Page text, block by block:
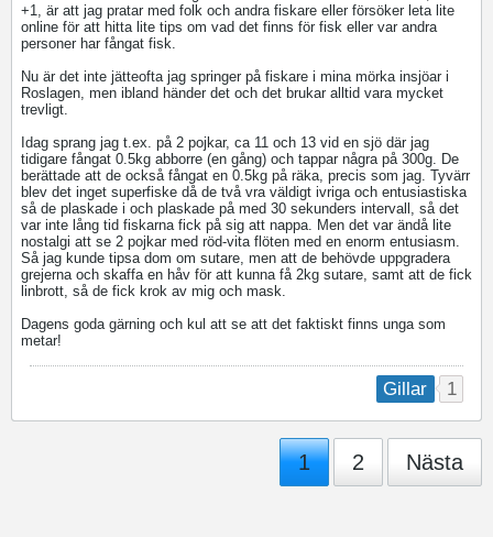
+1, är att jag pratar med folk och andra fiskare eller försöker leta lite
online för att hitta lite tips om vad det finns för fisk eller var andra
personer har fångat fisk.
Nu är det inte jätteofta jag springer på fiskare i mina mörka insjöar i
Roslagen, men ibland händer det och det brukar alltid vara mycket
trevligt.
Idag sprang jag t.ex. på 2 pojkar, ca 11 och 13 vid en sjö där jag
tidigare fångat 0.5kg abborre (en gång) och tappar några på 300g. De
berättade att de också fångat en 0.5kg på räka, precis som jag. Tyvärr
blev det inget superfiske då de två vra väldigt ivriga och entusiastiska
så de plaskade i och plaskade på med 30 sekunders intervall, så det
var inte lång tid fiskarna fick på sig att nappa. Men det var ändå lite
nostalgi att se 2 pojkar med röd-vita flöten med en enorm entusiasm.
Så jag kunde tipsa dom om sutare, men att de behövde uppgradera
grejerna och skaffa en håv för att kunna få 2kg sutare, samt att de fick
linbrott, så de fick krok av mig och mask.
Dagens goda gärning och kul att se att det faktiskt finns unga som
metar!
Gillar 1
1 2 Nästa